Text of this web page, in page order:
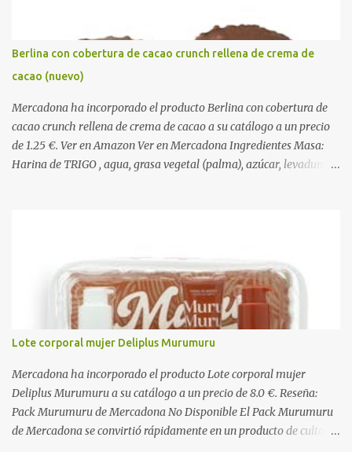
Berlina con cobertura de cacao crunch rellena de crema de
cacao (nuevo)
Mercadona ha incorporado el producto Berlina con cobertura de
cacao crunch rellena de crema de cacao a su catálogo a un precio
de 1.25 €. Ver en Amazon Ver en Mercadona Ingredientes Masa:
Harina de TRIGO , agua, grasa vegetal (palma), azúcar, levadura,
antioxidante (E300). Relleno 27%: Azúcar, aceite vegetal refinado
(girasol), LECHE desnatada en polvo, cacao desgrasado en polvo
0,9%, LECHE entera en polvo, emulgente (E322 ( SOJA )), aroma
natural. Cobertura 16%: Azúcar, grasas vegetales (coco, palmiste,
palma), cacao desgrasado en polvo 1,0%, suero de LECHE en polvo,
LECHE entera en polvo, emulgente (E322), lactosa ( LECHE ),
almidón de TRIGO , aromas naturales. Decorado 1,8%: Harina de
arroz, harina de TRIGO , azúcar, sal, extracto d...
Lote corporal mujer Deliplus Murumuru
Mercadona ha incorporado el producto Lote corporal mujer
Deliplus Murumuru a su catálogo a un precio de 8.0 €. Reseña:
Pack Murumuru de Mercadona No Disponible El Pack Murumuru
de Mercadona se convirtió rápidamente en un producto de culto